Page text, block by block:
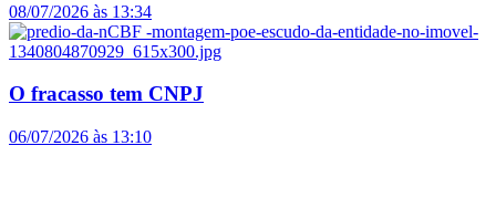
08/07/2026 às 13:34
O fracasso tem CNPJ
06/07/2026 às 13:10